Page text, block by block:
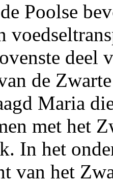
de Poolse
deel
de
Maria
met het
In het
van het